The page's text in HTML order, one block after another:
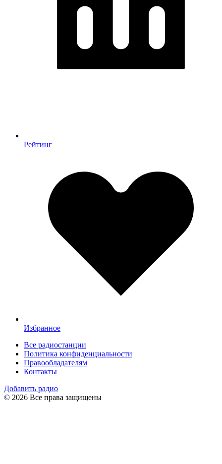
Рейтинг
Избранное
Все радиостанции
Политика конфиденциальности
Правообладателям
Контакты
Добавить радио
© 2026 Все права защищены